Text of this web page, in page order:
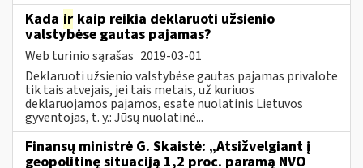
Kada ir kaip reikia deklaruoti užsienio
valstybėse gautas pajamas?
Web turinio sąrašas 2019-03-01
Deklaruoti užsienio valstybėse gautas pajamas privalote
tik tais atvejais, jei tais metais, už kuriuos
deklaruojamos pajamos, esate nuolatinis Lietuvos
gyventojas, t. y.: Jūsų nuolatinė...
Finansų ministrė G. Skaistė: „Atsižvelgiant į
geopolitinę situaciją 1,2 proc. paramą NVO